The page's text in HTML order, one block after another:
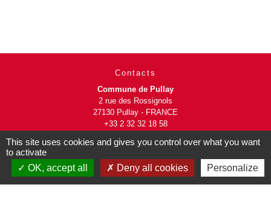
Contacts
Commune de Pullay
2 rue des Rossignols
27130 Pullay - FRANCE
+33 2 32 32 18 58
Site internet :
www.pullay.fr
This site uses cookies and gives you control over what you want
to activate
OK, accept all
Deny all cookies Personalize